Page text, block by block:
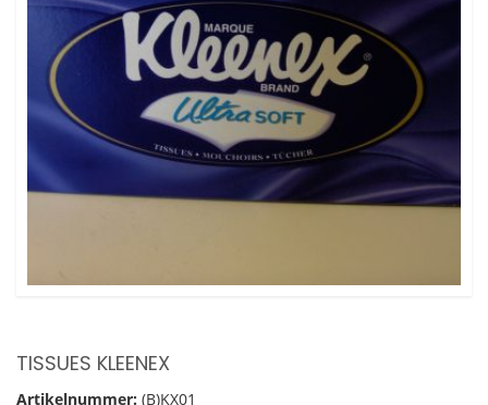
TISSUES KLEENEX
Artikelnummer: (B)KX01